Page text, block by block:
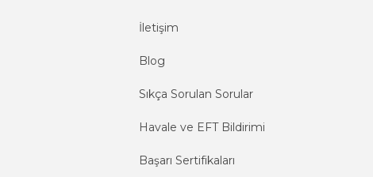
İletişim
Blog
Sıkça Sorulan Sorular
Havale ve EFT Bildirimi
Başarı Sertifikaları